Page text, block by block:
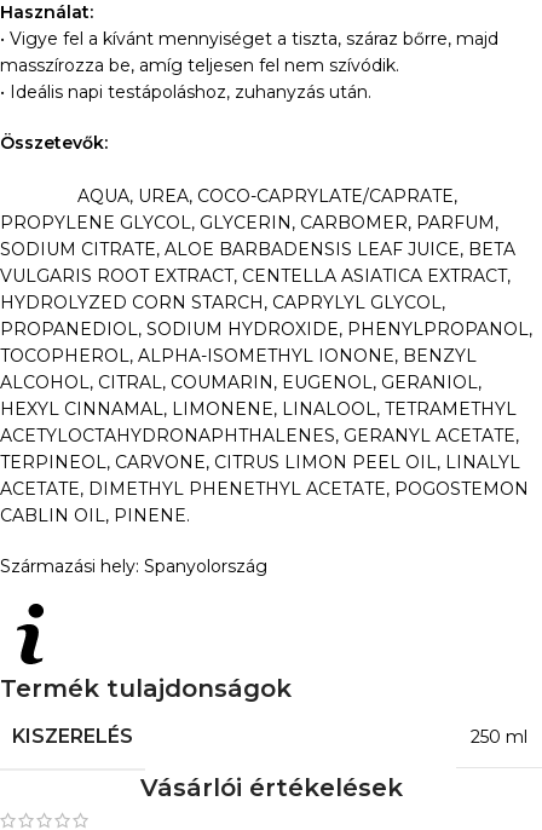
Használat:
• Vigye fel a kívánt mennyiséget a tiszta, száraz bőrre, majd
masszírozza be, amíg teljesen fel nem szívódik.
• Ideális napi testápoláshoz, zuhanyzás után.
Összetevők:
AQUA, UREA, COCO-CAPRYLATE/CAPRATE,
PROPYLENE GLYCOL, GLYCERIN, CARBOMER, PARFUM,
SODIUM CITRATE, ALOE BARBADENSIS LEAF JUICE, BETA
VULGARIS ROOT EXTRACT, CENTELLA ASIATICA EXTRACT,
HYDROLYZED CORN STARCH, CAPRYLYL GLYCOL,
PROPANEDIOL, SODIUM HYDROXIDE, PHENYLPROPANOL,
TOCOPHEROL, ALPHA-ISOMETHYL IONONE, BENZYL
ALCOHOL, CITRAL, COUMARIN, EUGENOL, GERANIOL,
HEXYL CINNAMAL, LIMONENE, LINALOOL, TETRAMETHYL
ACETYLOCTAHYDRONAPHTHALENES, GERANYL ACETATE,
TERPINEOL, CARVONE, CITRUS LIMON PEEL OIL, LINALYL
ACETATE, DIMETHYL PHENETHYL ACETATE, POGOSTEMON
CABLIN OIL, PINENE.
Származási hely: Spanyolország
Termék tulajdonságok
KISZERELÉS 250 ml
Vásárlói értékelések